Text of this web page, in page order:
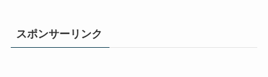
スポンサーリンク